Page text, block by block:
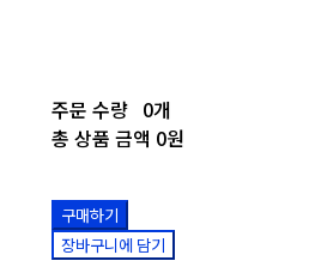
주문 수량 0개
총 상품 금액 0원
구매하기
장바구니에 담기